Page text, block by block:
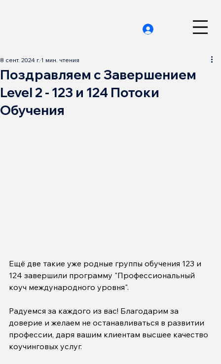
Поздравляем с Завершением
Level 2 - 123 и 124 Потоки
Обучения
8 сент. 2024 г. 1 мин. чтения
Ещё две такие уже родные группы обучения 123 и
124 завершили программу "Профессиональный
коуч международного уровня".
Радуемся за каждого из вас! Благодарим за
доверие и желаем не останавливаться в развитии
профессии, даря вашим клиентам высшее качество
коучинговых услуг.